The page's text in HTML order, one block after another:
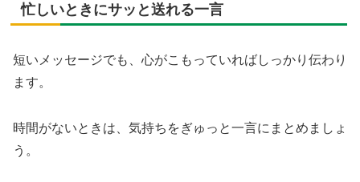
忙しいときにサッと送れる一言
短いメッセージでも、心がこもっていればしっかり伝わり
ます。
時間がないときは、気持ちをぎゅっと一言にまとめましょ
う。